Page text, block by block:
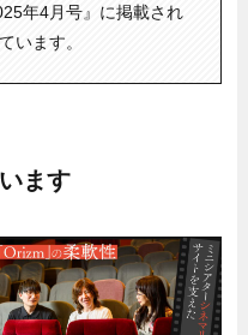
年4月号』に掲載され
います。
ます